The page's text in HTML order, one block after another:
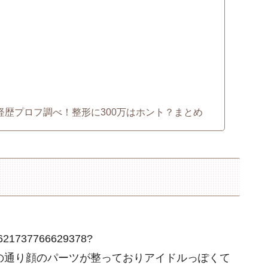
プロフ調べ！整形に300万はホント？まとめ
り顔のパーツが整っておりアイドルっぽくて